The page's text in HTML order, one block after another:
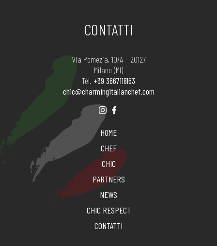
CONTATTI
Via Pomezia, 10/A – 20127
Milano (MI)
Tel. +39 3667118163
chic@charmingitalianchef.com
HOME
CHEF
CHIC
PARTNERS
NEWS
CHIC RESPECT
CONTATTI